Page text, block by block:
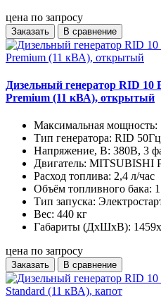
цена по запросу
Заказать В сравнение
Дизельный генератор RID
Premium (11 кВА), открытый
Максимальная мощность:
Тип генератора: RID 50Гц
Напряжение, В: 380В, 3
Двигатель: MITSUBISHI
Расход топлива: 2,4 л/час
Объём топливного бака:
Тип запуска:
Вес: 440 кг
Габариты (ДхШхВ):
цена по запросу
Заказать В сравнение